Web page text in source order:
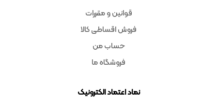
قوانین و مقررات
فروش اقساطی کالا
حساب من
فروشگاه ما
نماد اعتماد الکترونیک